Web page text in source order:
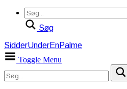
Søg
SidderUnderEnPalme
Toggle Menu